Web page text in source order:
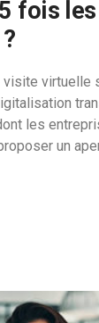
fois
visite
les
un